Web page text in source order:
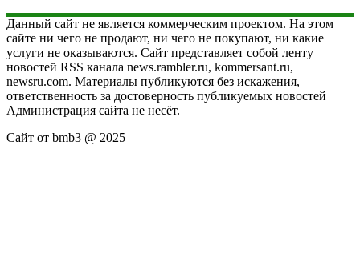
Данный сайт не является коммерческим проектом. На этом
сайте ни чего не продают, ни чего не покупают, ни какие
услуги не оказываются. Сайт представляет собой ленту
новостей RSS канала news.rambler.ru, kommersant.ru,
newsru.com. Материалы публикуются без искажения,
ответственность за достоверность публикуемых новостей
Администрация сайта не несёт.
Сайт от bmb3 @ 2025